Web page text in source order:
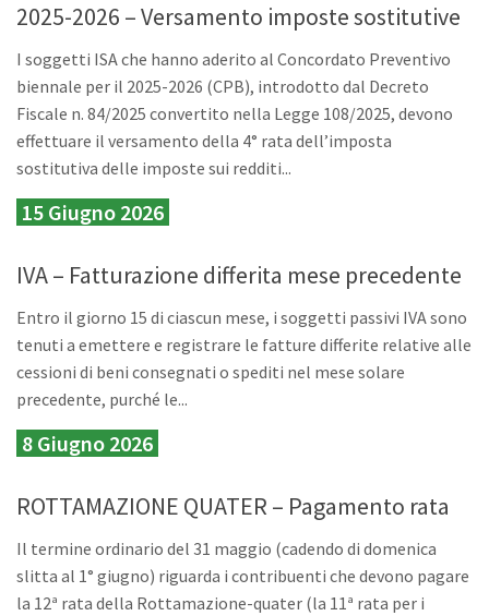
2025-2026 – Versamento imposte sostitutive
I soggetti ISA che hanno aderito al Concordato Preventivo
biennale per il 2025-2026 (CPB), introdotto dal Decreto
Fiscale n. 84/2025 convertito nella Legge 108/2025, devono
effettuare il versamento della 4° rata dell’imposta
sostitutiva delle imposte sui redditi...
15 Giugno 2026
IVA – Fatturazione differita mese precedente
Entro il giorno 15 di ciascun mese, i soggetti passivi IVA sono
tenuti a emettere e registrare le fatture differite relative alle
cessioni di beni consegnati o spediti nel mese solare
precedente, purché le...
8 Giugno 2026
ROTTAMAZIONE QUATER – Pagamento rata
Il termine ordinario del 31 maggio (cadendo di domenica
slitta al 1° giugno) riguarda i contribuenti che devono pagare
la 12ª rata della Rottamazione-quater (la 11ª rata per i